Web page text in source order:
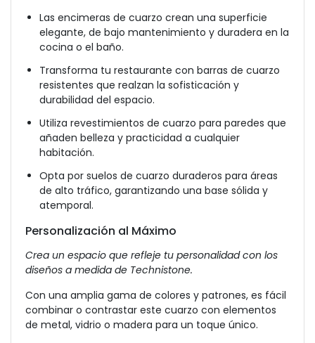
Las encimeras de cuarzo crean una superficie
elegante, de bajo mantenimiento y duradera en la
cocina o el baño.
Transforma tu restaurante con barras de cuarzo
resistentes que realzan la sofisticación y
durabilidad del espacio.
Utiliza revestimientos de cuarzo para paredes que
añaden belleza y practicidad a cualquier
habitación.
Opta por suelos de cuarzo duraderos para áreas
de alto tráfico, garantizando una base sólida y
atemporal.
Personalización al Máximo
Crea un espacio que refleje tu personalidad con los
diseños a medida de Technistone.
Con una amplia gama de colores y patrones, es fácil
combinar o contrastar este cuarzo con elementos
de metal, vidrio o madera para un toque único.